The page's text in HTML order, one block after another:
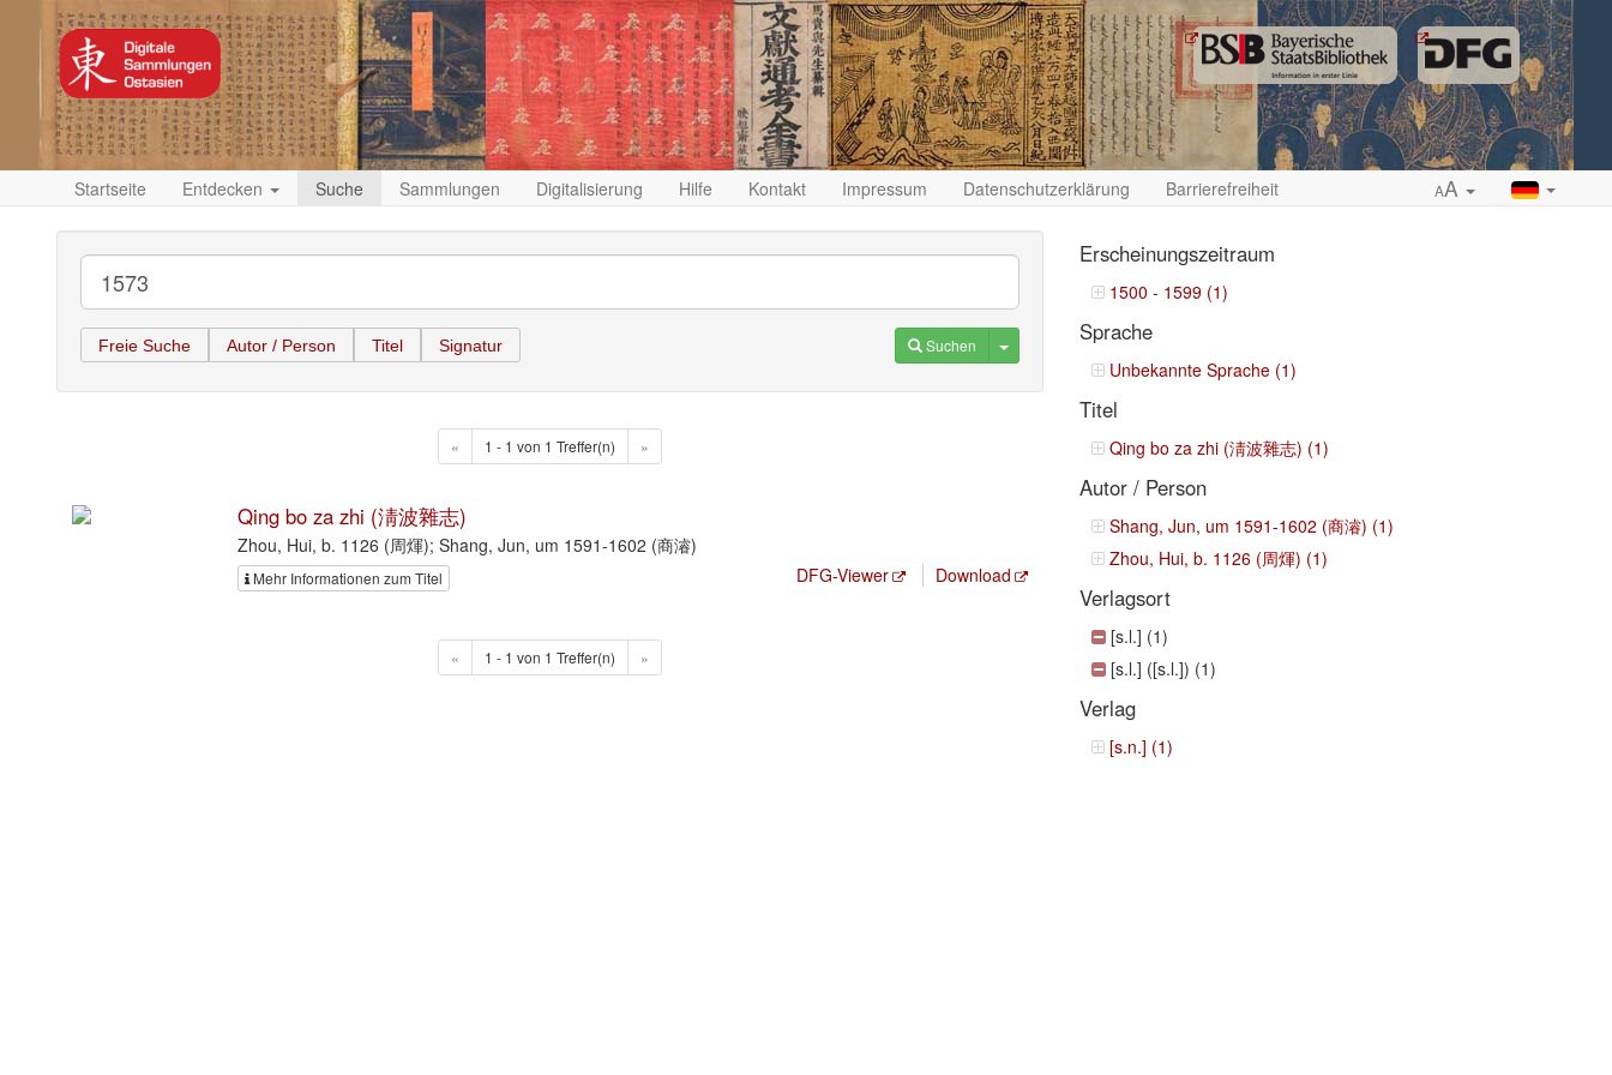
Startseite Entdecken Suche Sammlungen Digitalisierung Hilfe Kontakt Impressum Datenschutzerklärung Barrierefreiheit AA
Freie Suche Autor / Person Titel Signatur Suchen Toggle Dropdown
« 1 - 1 von 1 Treffer(n) »
Qing bo za zhi (淸波雜志)
Zhou, Hui, b. 1126 (周煇); Shang, Jun, um 1591-1602 (商濬)
Mehr Informationen zum Titel DFG-Viewer Download
« 1 - 1 von 1 Treffer(n) »
Erscheinungszeitraum
1500 - 1599 (1)
Sprache
Unbekannte Sprache (1)
Titel
Qing bo za zhi (淸波雜志) (1)
Autor / Person
Shang, Jun, um 1591-1602 (商濬) (1)
Zhou, Hui, b. 1126 (周煇) (1)
Verlagsort
[s.l.] (1)
[s.l.] ([s.l.]) (1)
Verlag
[s.n.] (1)